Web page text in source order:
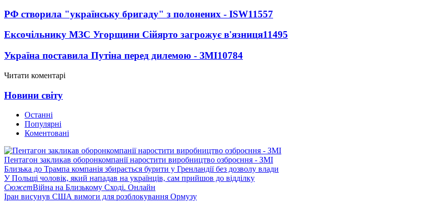
РФ створила "українську бригаду" з полонених - ISW11557
Ексочільнику МЗС Угорщини Сійярто загрожує в'язниця11495
Україна поставила Путіна перед дилемою - ЗМІ10784
Читати коментарі
Новини світу
Останні
Популярні
Коментовані
Пентагон закликав оборонкомпанії наростити виробництво озброєння - ЗМІ
Близька до Трампа компанія збирається бурити у Гренландії без дозволу влади
У Польщі чоловік, який нападав на українців, сам прийшов до відділку
СюжетВійна на Близькому Сході. Онлайн
Іран висунув США вимоги для розблокування Ормузу